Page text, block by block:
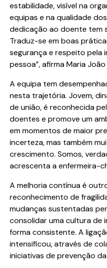
estabilidade, visível na
equipas e na qualidade
dedicação ao doente tem
Traduz-se em boas
segurança e respeito pela
pessoa”, afirma Maria João
A equipa tem
nesta trajetória. Jovem,
de união, é reconhecida
doentes e promove um
em momentos de maior
incerteza, mas também
crescimento. Somos,
acrescenta a enfermeira-
A melhoria contínua é
reconhecimento de
mudanças sustentadas
consolidar uma cultura de
forma consistente. A
intensificou, através de
iniciativas de prevenção